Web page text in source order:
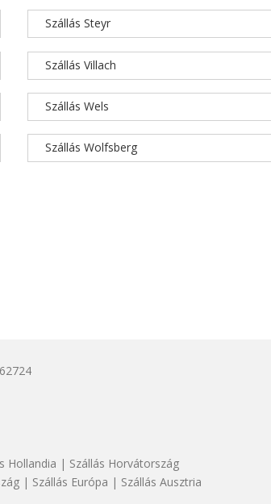
Szállás Steyr
Szállás Villach
Szállás Wels
Szállás Wolfsberg
Hollandia | Szállás Horvátország
| Szállás Európa | Szállás Ausztria